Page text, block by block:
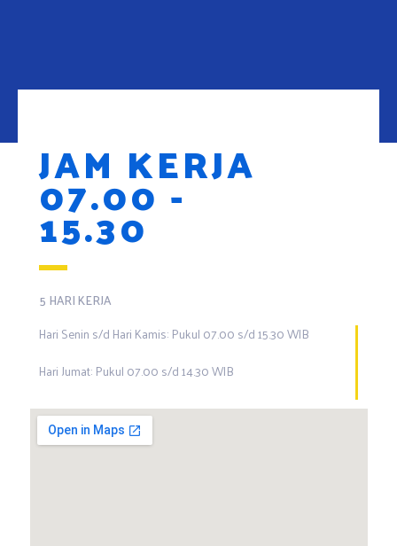
JAM KERJA
07.00 -
15.30
5 HARI KERJA
Hari Senin s/d Hari Kamis: Pukul 07.00 s/d 15.30 WIB
Hari Jumat: Pukul 07.00 s/d 14.30 WIB